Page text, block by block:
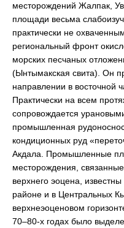
месторождений Жалпак,
площади весьма
практически не
региональный фронт
морских песчаных
(Ынтымакская свита). Он
направлении в восточной
Практически на всем
сопровождается
промышленная
кондиционных руд
Акдала. Промышленные
месторождения,
верхнего эоцена,
районе и в Центральных
верхнеэоценовом
70–80-х годах было